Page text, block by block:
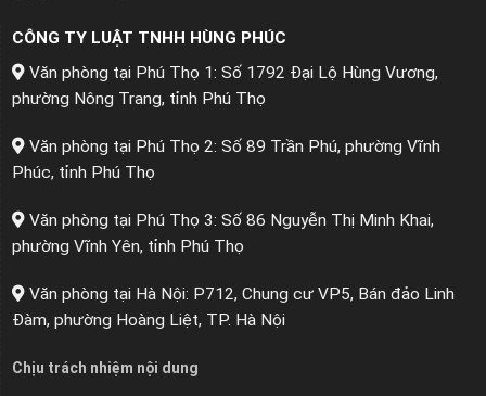
CÔNG TY LUẬT TNHH HÙNG PHÚC
Văn phòng tại Phú Thọ 1: Số 1792 Đại Lộ Hùng Vương,
phường Nông Trang, tỉnh Phú Thọ
Văn phòng tại Phú Thọ 2: Số 89 Trần Phú, phường Vĩnh
Phúc, tỉnh Phú Thọ
Văn phòng tại Phú Thọ 3: Số 86 Nguyễn Thị Minh Khai,
phường Vĩnh Yên, tỉnh Phú Thọ
Văn phòng tại Hà Nội: P712, Chung cư VP5, Bán đảo Linh
Đàm, phường Hoàng Liệt, TP. Hà Nội
Chịu trách nhiệm nội dung